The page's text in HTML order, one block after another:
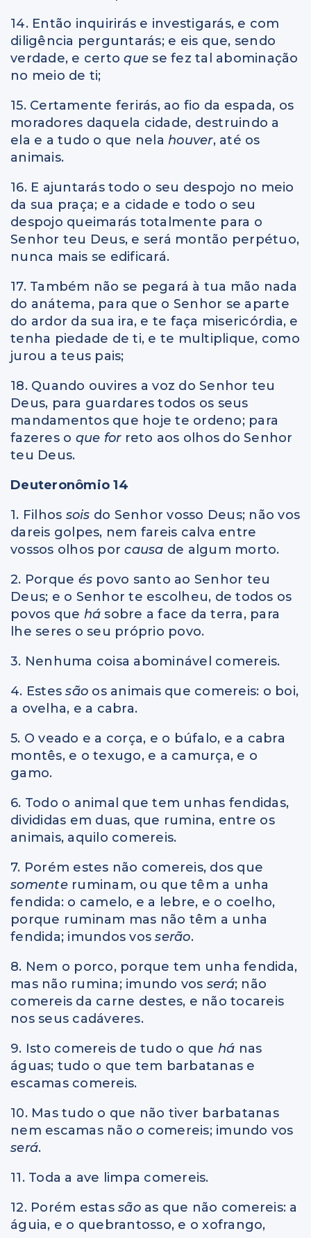
14. Então inquirirás e investigarás, e com
diligência perguntarás; e eis que, sendo
verdade, e certoquese fez tal abominação
no meio de ti;
15. Certamente ferirás, ao fio da espada, os
moradores daquela cidade, destruindo a
ela e a tudo o que nela houver, até os
animais.
16. E ajuntarás todo o seu despojo no meio
da sua praça; e a cidade e todo o seu
despojo queimarás totalmente para o
Senhor teu Deus, e será montão perpétuo,
nunca mais se edificará.
17. Também não se pegará à tua mão nada
do anátema, para que o Senhor se aparte
do ardor da sua ira, e te faça misericórdia, e
tenha piedade de ti, e te multiplique, como
jurou a teus pais;
18. Quando ouvires a voz do Senhor teu
Deus, para guardares todos os seus
mandamentos que hoje te ordeno; para
fazeres o que for reto aos olhos do Senhor
teu Deus.
Deuteronômio 14
1. Filhos sois do Senhor vosso Deus; não vos
dareis golpes, nem fareis calva entre
vossos olhos porcausa de algum morto.
2. Porque és povo santo ao Senhor teu
Deus; e o Senhor te escolheu, de todos os
povos que hásobre a face da terra, para
lhe seres o seu próprio povo.
3. Nenhuma coisa abominável comereis.
4. Estessão os animais que comereis: o boi,
a ovelha, e a cabra.
5. O veado e a corça, e o búfalo, e a cabra
montês, e o texugo, e a camurça, e o
gamo.
6. Todo o animal que tem unhas fendidas,
divididas em duas, que rumina, entre os
animais, aquilo comereis.
7. Porém estes não comereis, dos que
somente ruminam, ou que têm a unha
fendida: o camelo, e a lebre, e o coelho,
porque ruminam mas não têm a unha
fendida; imundos vosserão.
8. Nem o porco, porque tem unha fendida,
mas não rumina; imundo vos será; não
comereis da carne destes, e não tocareis
nos seus cadáveres.
9. Isto comereis de tudo o que há nas
águas; tudo o que tem barbatanas e
escamas comereis.
10. Mas tudo o que não tiver barbatanas
nem escamas não o comereis; imundo vos
será.
11. Toda a ave limpa comereis.
12. Porém estas são as que não comereis: a
águia, e o quebrantosso, e o xofrango,